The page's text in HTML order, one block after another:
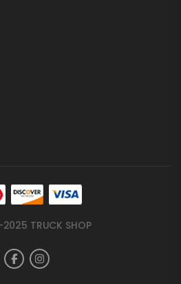
TRUCK SHOP